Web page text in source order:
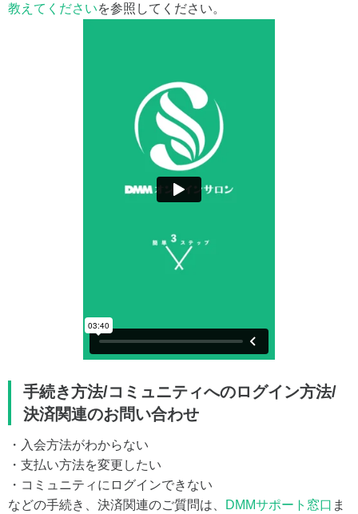
教えてくださいを参照してください。
手続き方法/コミュニティへのログイン方法/
決済関連のお問い合わせ
・入会方法がわからない
・支払い方法を変更したい
・コミュニティにログインできない
などの手続き、決済関連のご質問は、
DMMサポート窓口 ま